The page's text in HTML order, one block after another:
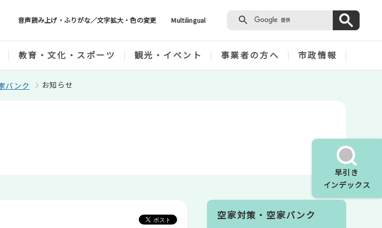
音声読み上げ・ふりがな／文字拡大・色の変更 Multilingual
早引き
インデックス
教育・文化・スポーツ 観光・イベント 事業者の方へ 市政情報
バンク お知らせ
空家対策・空家バンク